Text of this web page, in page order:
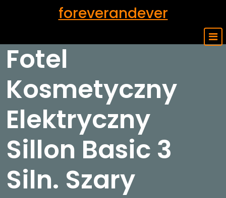
foreverandever
Fotel
Kosmetyczny
Elektryczny
Sillon Basic 3
Siln. Szary